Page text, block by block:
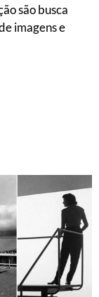
são busca
imagens e